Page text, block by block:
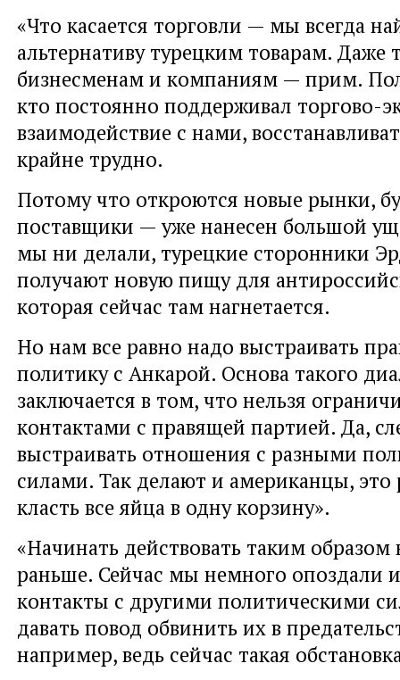
«Что касается торговли — мы всегда
альтернативу турецким товарам. Даже
бизнесменам и компаниям — прим.
кто постоянно поддерживал торгово-
взаимодействие с нами,
крайне трудно.
Потому что откроются новые рынки,
поставщики — уже нанесен большой
мы ни делали, турецкие сторонники
получают новую пищу для
которая сейчас там нагнетается.
Но нам все равно надо выстраивать
политику с Анкарой. Основа такого
заключается в том, что нельзя
контактами с правящей партией. Да,
выстраивать отношения с разными
силами. Так делают и американцы, это
класть все яйца в одну корзину».
«Начинать действовать таким образом
раньше. Сейчас мы немного опоздали
контакты с другими политическими
давать повод обвинить их в
например, ведь сейчас такая